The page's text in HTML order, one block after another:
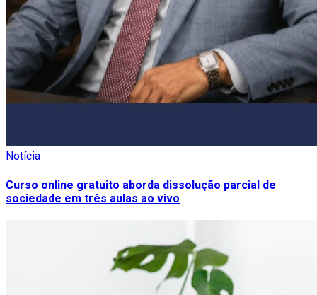
Notícia
Curso online gratuito aborda dissolução parcial de
sociedade em três aulas ao vivo